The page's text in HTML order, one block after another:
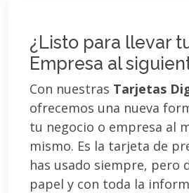
¿Listo para llevar
Empresa al
Con nuestras Tarjetas
ofrecemos una nueva
tu negocio o empresa al
mismo. Es la tarjeta de
has usado siempre, pero
papel y con toda la